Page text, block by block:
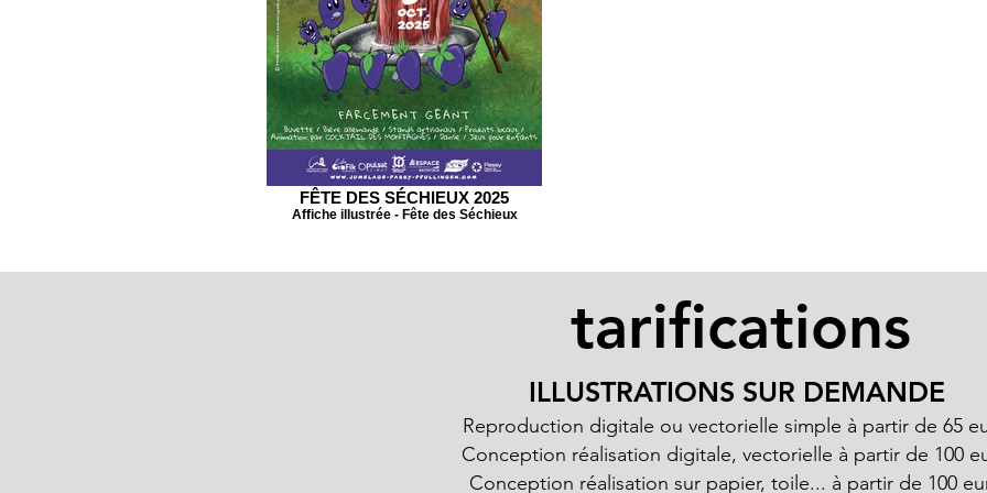
FÊTE DES SÉCHIEUX 2025
Affiche illustrée - Fête des Séchieux
tarifications
ILLUSTRATIONS SUR DEMANDE
Reproduction digitale ou vectorielle simple à partir de 65
Conception réalisation digitale, vectorielle à partir de 100
Conception réalisation sur papier, toile... à partir de 100